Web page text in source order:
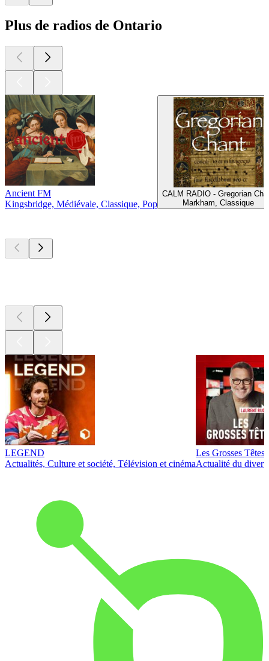
Plus de radios de Ontario
Ancient FM
Kingsbridge, Médiévale, Classique, Pop
CALM RADIO - Gregorian
Markham, Classique
LEGEND
Actualités, Culture et société, Télévision et cinéma
Les Grosses Têtes
Actualité du